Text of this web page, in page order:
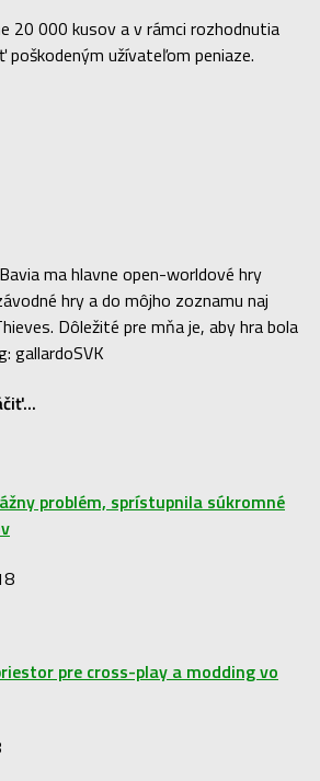
20 000 kusov a v rámci rozhodnutia
poškodeným užívateľom peniaze.
ma hlavne open-worldové hry
hry a do môjho zoznamu naj
Dôležité pre mňa je, aby hra bola
gallardoSVK
problém, sprístupnila súkromné
pre cross-play a modding vo